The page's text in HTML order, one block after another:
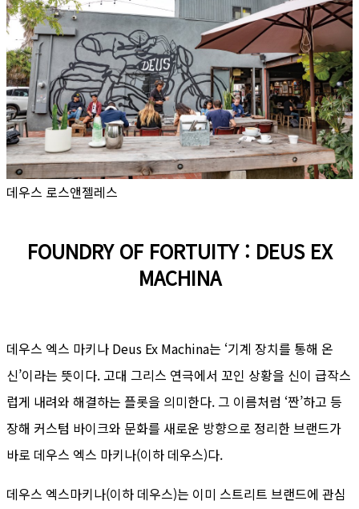
데우스 로스앤젤레스
FOUNDRY OF FORTUITY : DEUS EX
MACHINA
데우스 엑스 마키나 Deus Ex Machina는 ‘기계 장치를 통해 온
신’이라는 뜻이다. 고대 그리스 연극에서 꼬인 상황을 신이 급작스
럽게 내려와 해결하는 플롯을 의미한다. 그 이름처럼 ‘짠’하고 등
장해 커스텀 바이크와 문화를 새로운 방향으로 정리한 브랜드가
바로 데우스 엑스 마키나(이하 데우스)다.
데우스 엑스마키나(이하 데우스)는 이미 스트리트 브랜드에 관심